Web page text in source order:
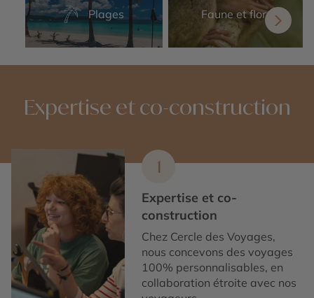
Plages Faune et flore
Expertise et co-construction
1
Expertise et co-
construction
Chez Cercle des Voyages,
nous concevons des voyages
100% personnalisables, en
collaboration étroite avec nos